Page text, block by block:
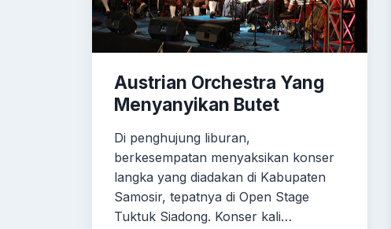
Austrian Orchestra Yang
Menyanyikan Butet
Di penghujung liburan,
berkesempatan menyaksikan konser
langka yang diadakan di Kabupaten
Samosir, tepatnya di Open Stage
Tuktuk Siadong. Konser kali…